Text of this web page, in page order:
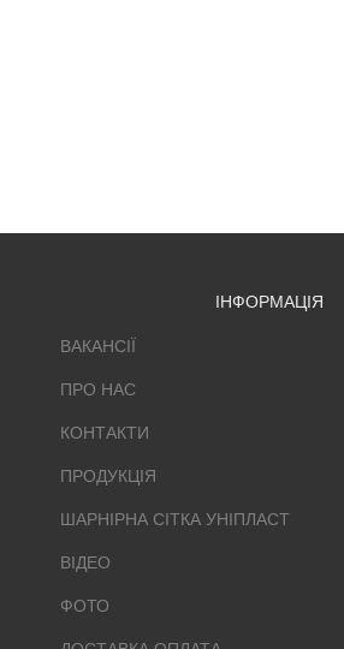
ІНФОРМАЦІЯ
ВАКАНСІЇ
ПРО НАС
КОНТАКТИ
ПРОДУКЦІЯ
ШАРНІРНА СІТКА УНІПЛАСТ
ВІДЕО
ФОТО